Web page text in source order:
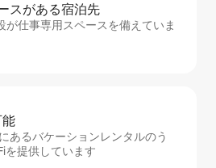
スがあ⁠る宿⁠泊⁠先
が仕事専用スペースを備えていま
あるバケーションレンタルのう
を提供しています